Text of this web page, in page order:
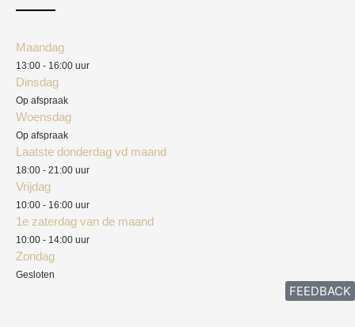
Maandag
13:00 - 16:00 uur
Dinsdag
Op afspraak
Woensdag
Op afspraak
Laatste donderdag vd maand
18:00 - 21:00 uur
Vrijdag
10:00 - 16:00 uur
1e zaterdag van de maand
10:00 - 14:00 uur
Zondag
Gesloten
FEEDBACK